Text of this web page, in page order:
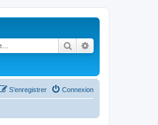
Rechercher
Connexion
S’enregistrer